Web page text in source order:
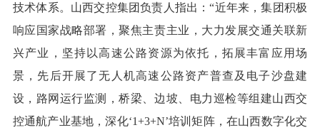
技术体系。山西交控集团负责人指出：“近年来，集团积极
响应国家战略部署，聚焦主责主业，大力发展交通关联新
兴产业，坚持以高速公路资源为依托，拓展丰富应用场
景，先后开展了无人机高速公路资产普查及电子沙盘建
设，路网运行监测，桥梁、边坡、电力巡检等组建山西交
控通航产业基地，深化‘1+3+N’培训矩阵，在山西数字化交